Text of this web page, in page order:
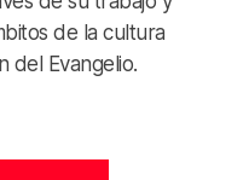
de la cultura
del Evangelio.